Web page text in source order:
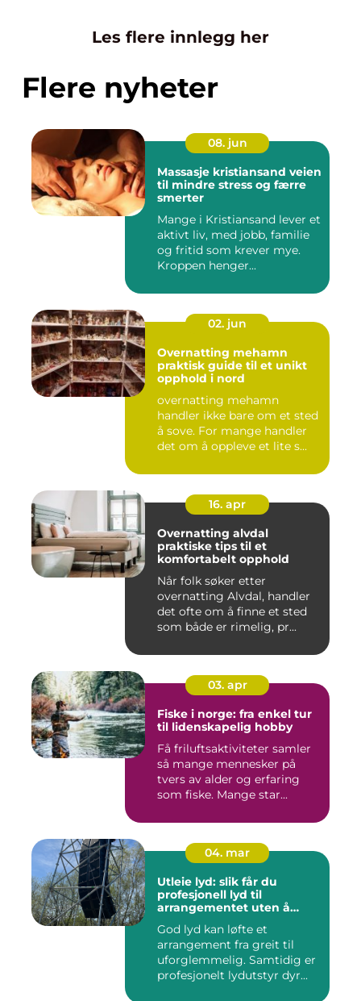
Les flere innlegg her
Flere nyheter
08. jun
Massasje kristiansand veien
til mindre stress og færre
smerter
Mange i Kristiansand lever et
aktivt liv, med jobb, familie
og fritid som krever mye.
Kroppen henger...
02. jun
Overnatting mehamn
praktisk guide til et unikt
opphold i nord
overnatting mehamn
handler ikke bare om et sted
å sove. For mange handler
det om å oppleve et lite s...
16. apr
Overnatting alvdal
praktiske tips til et
komfortabelt opphold
Når folk søker etter
overnatting Alvdal, handler
det ofte om å finne et sted
som både er rimelig, pr...
03. apr
Fiske i norge: fra enkel tur
til lidenskapelig hobby
Få friluftsaktiviteter samler
så mange mennesker på
tvers av alder og erfaring
som fiske. Mange star...
04. mar
Utleie lyd: slik får du
profesjonell lyd til
arrangementet uten å
God lyd kan løfte et
arrangement fra greit til
uforglemmelig. Samtidig er
profesjonelt lydutstyr dyr...